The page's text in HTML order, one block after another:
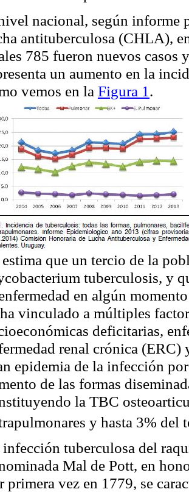
nacional, según informe
antituberculosa (CHLA),
785 fueron nuevos casos
un aumento en la
vemos en la Figura 1 .
estima que un tercio de la
tuberculosis, y
en algún
vinculado a múltiples
deficitarias,
renal crónica
epidemia de la infección
de las formas
la TBC
y hasta 3% del
tuberculosa del
Mal de Pott, en
primera vez en 1779, se